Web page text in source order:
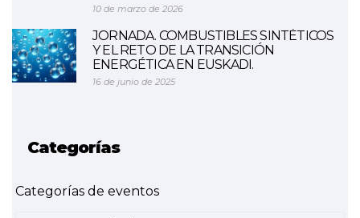
10 de marzo de 2026
JORNADA. COMBUSTIBLES SINTÉTICOS
Y EL RETO DE LA TRANSICIÓN
ENERGÉTICA EN EUSKADI.
16 de junio de 2025
Categorías
Categorías de eventos